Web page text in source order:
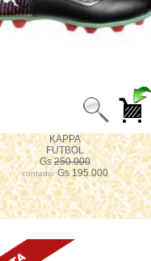
KAPPA
FUTBOL
Gs250.000
contado:Gs 195.000